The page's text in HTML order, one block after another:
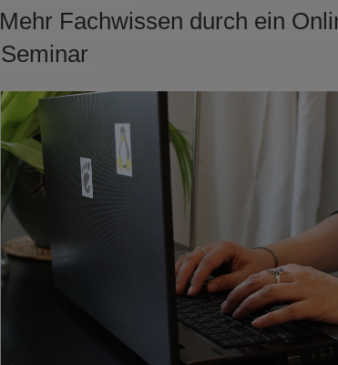
Mehr Fachwissen durch ein
Seminar